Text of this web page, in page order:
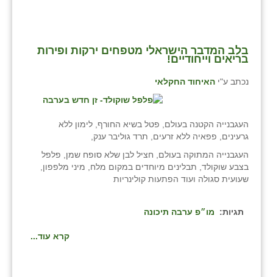
בלב המדבר הישראלי מטפחים ירקות ופירות
בריאים וייחודיים!
נכתב ע"י האיחוד החקלאי
העגבנייה הקטנה בעולם, פטל בשיא החורף, לימון ללא
גרעינים, פפאיה ללא זרעים, תרד גוליבר ענק,
העגבנייה המתוקה בעולם, חציל לבן שלא סופח שמן, פלפל
בצבע שוקולד, תבלינים מיוחדים במקום מלח, מיני מלפפון,
שעועית סגולה ועוד הפתעות קולינריות
תגיות: מו״פ ערבה תיכונה
קרא עוד...